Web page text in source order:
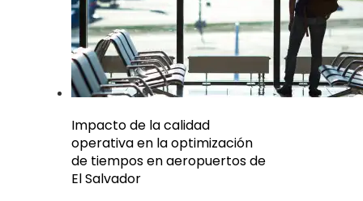
Impacto de la calidad
operativa en la optimización
de tiempos en aeropuertos de
El Salvador